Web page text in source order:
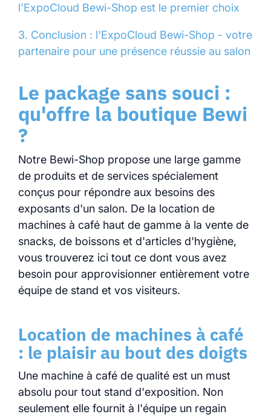
l'ExpoCloud Bewi-Shop est le premier choix
3. Conclusion : l'ExpoCloud Bewi-Shop - votre
partenaire pour une présence réussie au salon
Le package sans souci :
qu'offre la boutique Bewi
?
Notre Bewi-Shop propose une large gamme
de produits et de services spécialement
conçus pour répondre aux besoins des
exposants d'un salon. De la location de
machines à café haut de gamme à la vente de
snacks, de boissons et d'articles d'hygiène,
vous trouverez ici tout ce dont vous avez
besoin pour approvisionner entièrement votre
équipe de stand et vos visiteurs.
Location de machines à café
: le plaisir au bout des doigts
Une machine à café de qualité est un must
absolu pour tout stand d'exposition. Non
seulement elle fournit à l'équipe un regain